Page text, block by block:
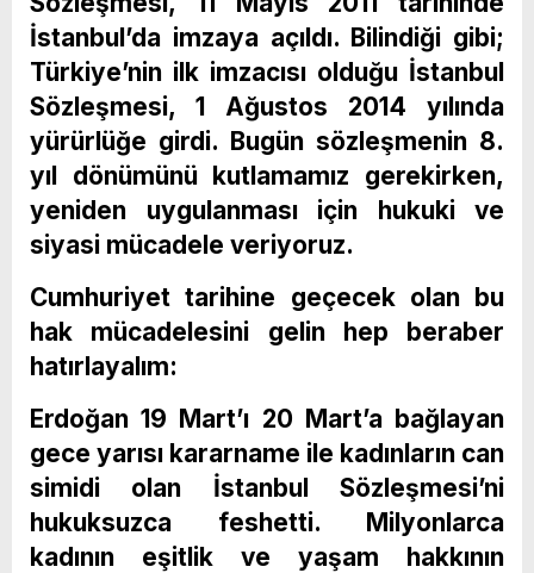
İstanbul’da imzaya açıldı. Bilindiği gibi;
Türkiye’nin ilk imzacısı olduğu İstanbul
Sözleşmesi, 1 Ağustos 2014 yılında
yürürlüğe girdi. Bugün sözleşmenin 8.
yıl dönümünü kutlamamız gerekirken,
yeniden uygulanması için hukuki ve
siyasi mücadele veriyoruz.
Cumhuriyet tarihine geçecek olan bu
hak mücadelesini gelin hep beraber
hatırlayalım:
Erdoğan 19 Mart’ı 20 Mart’a bağlayan
gece yarısı kararname ile kadınların can
simidi olan İstanbul Sözleşmesi’ni
hukuksuzca feshetti. Milyonlarca
kadının eşitlik ve yaşam hakkının